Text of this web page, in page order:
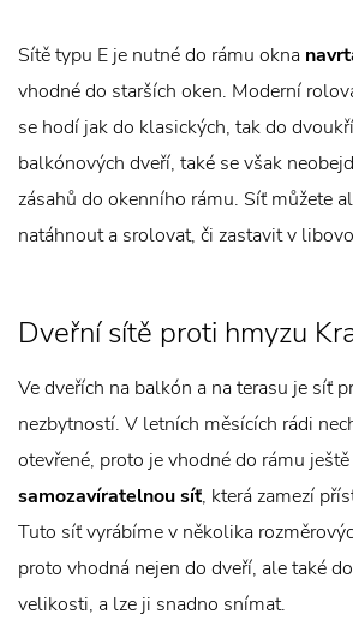
Sítě typu E je nutné do rámu okna
vhodné do starších oken. Moderní
se hodí jak do klasických, tak do
balkónových dveří, také se však
zásahů do okenního rámu. Síť můžete
natáhnout a srolovat, či zastavit v
Dveřní sítě proti hmyzu
Ve dveřích na balkón a na terasu je síť
nezbytností. V letních měsících rádi
otevřené, proto je vhodné do rámu
samozavíratelnou síť, která zamezí
Tuto síť vyrábíme v několika
proto vhodná nejen do dveří, ale také
velikosti, a lze ji snadno snímat.